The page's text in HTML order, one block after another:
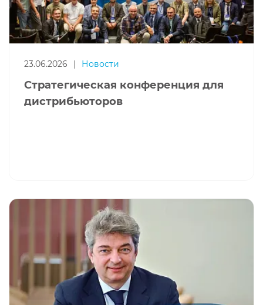
23.06.2026 Новости
Стратегическая конференция для
дистрибьюторов